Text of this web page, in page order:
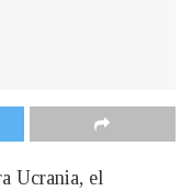
Ucrania, el